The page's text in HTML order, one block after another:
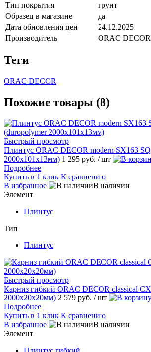
Тип покрытия
грунт
Образец в магазине
да
Дата обновления цен
24.12.2025
Производитель
ORAC DECOR
Теги
ORAC DECOR
Похожие товары (8)
Быстрый просмотр
Плинтус ORAC DECOR modern SX163
2000х101х13мм) 1 295 руб. / шт
Подробнее
Купить в 1 клик К сравнению
В избранное
В наличии
Элемент
Плинтус
Тип
Плинтус
Быстрый просмотр
Карниз гибкий ORAC DECOR classical
2000х20х20мм) 2 579 руб. / шт
Подробнее
Купить в 1 клик К сравнению
В избранное
В наличии
Элемент